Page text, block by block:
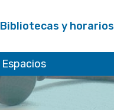
Bibliotecas y horarios
Espacios